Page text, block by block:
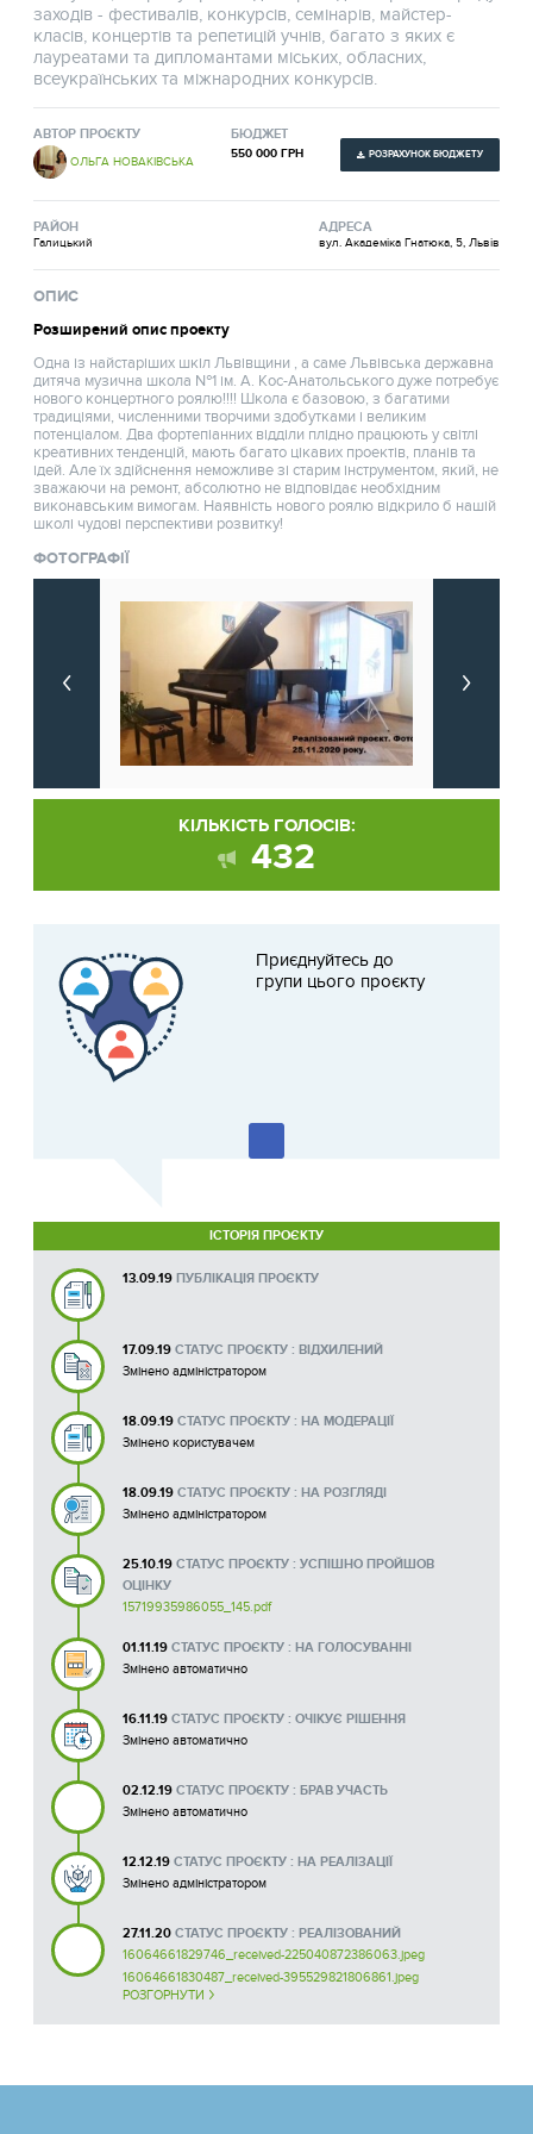
заходів - фестивалів, конкурсів, семінарів, майстер-
класів, концертів та репетицій учнів, багато з яких є
лауреатами та дипломантами міських, обласних,
всеукраїнських та міжнародних конкурсів.
АВТОР ПРОЄКТУ
ОЛЬГА НОВАКІВСЬКА
БЮДЖЕТ
550 000 ГРН РОЗРАХУНОК БЮДЖЕТУ
РАЙОН
Галицький
АДРЕСА
вул. Академіка Гнатюка, 5, Львів
ОПИС
Розширений опис проекту
Одна із найстаріших шкіл Львівщини , а саме Львівська державна
дитяча музична школа №1 ім. А. Кос-Анатольського дуже потребує
нового концертного роялю!!!! Школа є базовою, з багатими
традиціями, численними творчими здобутками і великим
потенціалом. Два фортепіанних відділи плідно працюють у світлі
креативних тенденцій, мають багато цікавих проектів, планів та
ідей. Але їх здійснення неможливе зі старим інструментом, який, не
зважаючи на ремонт, абсолютно не відповідає необхідним
виконавським вимогам. Наявність нового роялю відкрило б нашій
школі чудові перспективи розвитку!
ФОТОГРАФІЇ
КІЛЬКІСТЬ ГОЛОСІВ:
432
Приєднуйтесь до
групи цього проєкту
ІСТОРІЯ ПРОЄКТУ
13.09.19 ПУБЛІКАЦІЯ ПРОЄКТУ
17.09.19 СТАТУС ПРОЄКТУ : ВІДХИЛЕНИЙ
Змінено адміністратором
18.09.19 СТАТУС ПРОЄКТУ : НА МОДЕРАЦІЇ
Змінено користувачем
18.09.19 СТАТУС ПРОЄКТУ : НА РОЗГЛЯДІ
Змінено адміністратором
25.10.19 СТАТУС ПРОЄКТУ : УСПІШНО ПРОЙШОВ
ОЦІНКУ
15719935986055_145.pdf
01.11.19 СТАТУС ПРОЄКТУ : НА ГОЛОСУВАННІ
Змінено автоматично
16.11.19 СТАТУС ПРОЄКТУ : ОЧІКУЄ РІШЕННЯ
Змінено автоматично
02.12.19 СТАТУС ПРОЄКТУ : БРАВ УЧАСТЬ
Змінено автоматично
12.12.19 СТАТУС ПРОЄКТУ : НА РЕАЛІЗАЦІЇ
Змінено адміністратором
27.11.20 СТАТУС ПРОЄКТУ : РЕАЛІЗОВАНИЙ
16064661829746_received-225040872386063.jpeg
16064661830487_received-395529821806861.jpeg
РОЗГОРНУТИ